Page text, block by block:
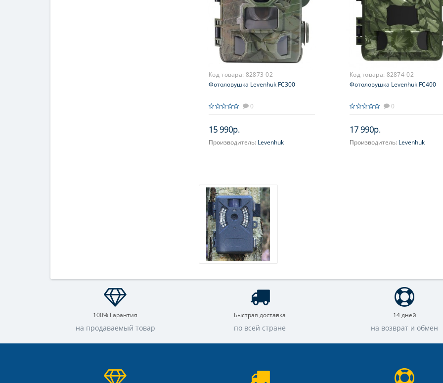
Код товара: 82873-02
Фотоловушка Levenhuk FC300
0
15 990р.
Производитель: Levenhuk
Код товара: 82874-02
Фотоловушка Levenhuk FC400
0
17 990р.
Производитель: Levenhuk
100% Гарантия
на продаваемый товар
Быстрая доставка
по всей стране
14 дней
на возврат и обмен